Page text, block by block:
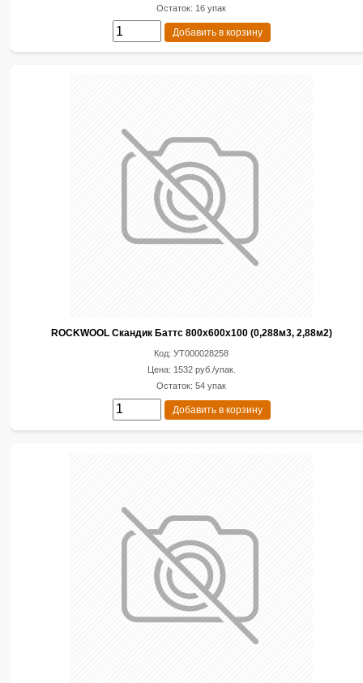
Остаток: 16 упак
Добавить в корзину
ROCKWOOL Скандик Баттс 800х600х100 (0,288м3, 2,88м2)
Код: УТ000028258
Цена: 1532 руб./упак.
Остаток: 54 упак
Добавить в корзину